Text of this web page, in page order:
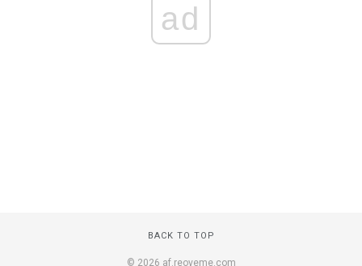
ad
BACK TO TOP
© 2026 af.reoveme.com